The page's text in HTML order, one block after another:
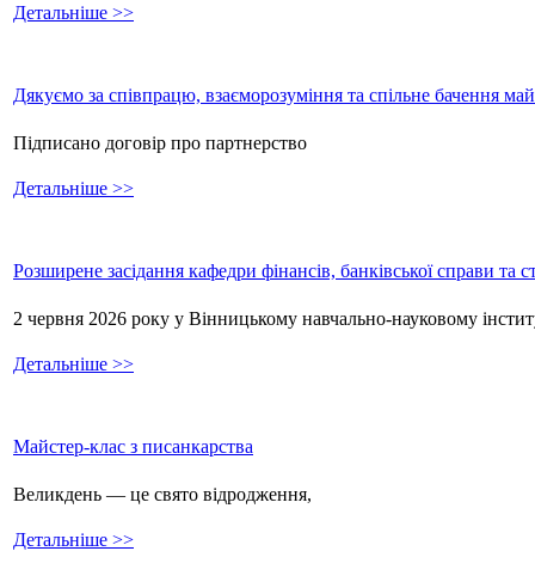
Детальніше >>
Дякуємо за співпрацю, взаєморозуміння та спільне бачення
Підписано договір про партнерство
Детальніше >>
Розширене засідання кафедри фінансів, банківської справи та
2 червня 2026 року у Вінницькому навчально-науковому
Детальніше >>
Майстер-клас з писанкарства
Великдень — це свято відродження,
Детальніше >>